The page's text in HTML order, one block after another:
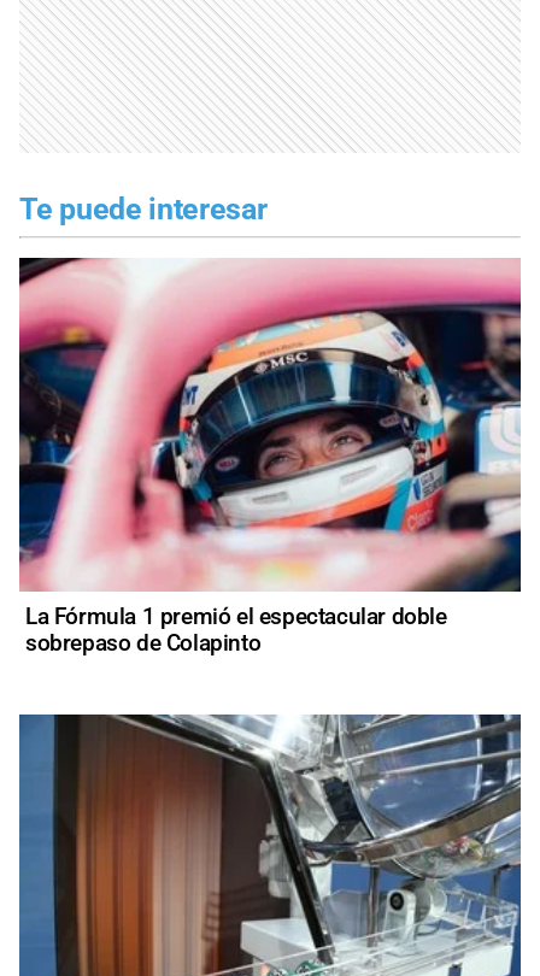
Te puede interesar
La Fórmula 1 premió el espectacular doble
sobrepaso de Colapinto